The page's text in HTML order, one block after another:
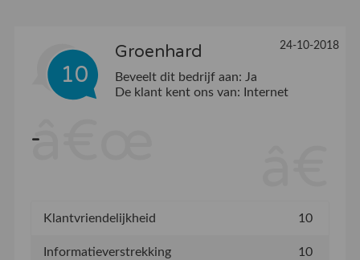
10
Groenhard 24-10-2018
Beveelt dit bedrijf aan: Ja
De klant kent ons van:
Internet
-
Klantvriendelijkheid 10
Informatieverstrekking 10